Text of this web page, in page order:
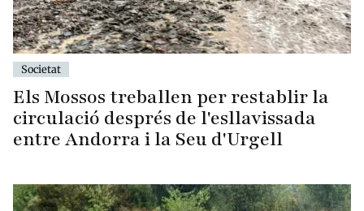
Societat
Els Mossos treballen per restablir la
circulació després de l'esllavissada
entre Andorra i la Seu d'Urgell